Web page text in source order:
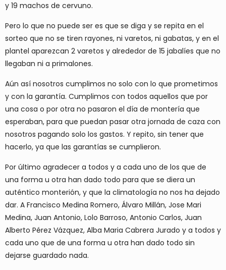
y 19 machos de cervuno.
Pero lo que no puede ser es que se diga y se repita en el
sorteo que no se tiren rayones, ni varetos, ni gabatas, y en el
plantel aparezcan 2 varetos y alrededor de 15 jabalíes que no
llegaban ni a primalones.
Aún así nosotros cumplimos no solo con lo que prometimos
y con la garantía. Cumplimos con todos aquellos que por
una cosa o por otra no pasaron el día de montería que
esperaban, para que puedan pasar otra jornada de caza con
nosotros pagando solo los gastos. Y repito, sin tener que
hacerlo, ya que las garantías se cumplieron.
Por último agradecer a todos y a cada uno de los que de
una forma u otra han dado todo para que se diera un
auténtico monterión, y que la climatología no nos ha dejado
dar. A Francisco Medina Romero, Álvaro Millán, Jose Mari
Medina, Juan Antonio, Lolo Barroso, Antonio Carlos, Juan
Alberto Pérez Vázquez, Alba Maria Cabrera Jurado y a todos y
cada uno que de una forma u otra han dado todo sin
dejarse guardado nada.